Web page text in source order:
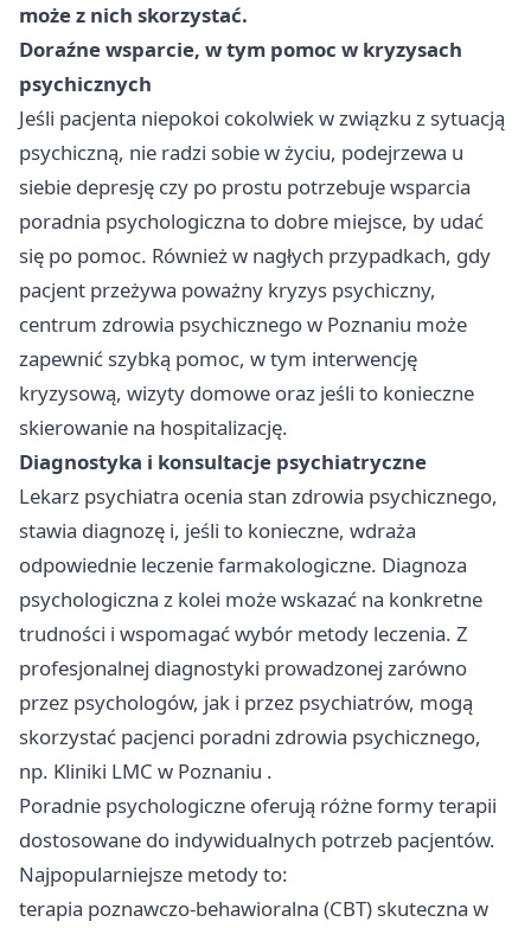
może z nich skorzystać.
Doraźne wsparcie, w tym pomoc w kryzysach
psychicznych
Jeśli pacjenta niepokoi cokolwiek w związku z sytuacją
psychiczną, nie radzi sobie w życiu, podejrzewa u
siebie depresję czy po prostu potrzebuje wsparcia
poradnia psychologiczna to dobre miejsce, by udać
się po pomoc. Również w nagłych przypadkach, gdy
pacjent przeżywa poważny kryzys psychiczny,
centrum zdrowia psychicznego w Poznaniu może
zapewnić szybką pomoc, w tym interwencję
kryzysową, wizyty domowe oraz jeśli to konieczne
skierowanie na hospitalizację.
Diagnostyka i konsultacje psychiatryczne
Lekarz psychiatra ocenia stan zdrowia psychicznego,
stawia diagnozę i, jeśli to konieczne, wdraża
odpowiednie leczenie farmakologiczne. Diagnoza
psychologiczna z kolei może wskazać na konkretne
trudności i wspomagać wybór metody leczenia. Z
profesjonalnej diagnostyki prowadzonej zarówno
przez psychologów, jak i przez psychiatrów, mogą
skorzystać pacjenci poradni zdrowia psychicznego,
np. Kliniki LMC w Poznaniu .
Poradnie psychologiczne oferują różne formy terapii
dostosowane do indywidualnych potrzeb pacjentów.
Najpopularniejsze metody to:
terapia poznawczo-behawioralna (CBT) skuteczna w